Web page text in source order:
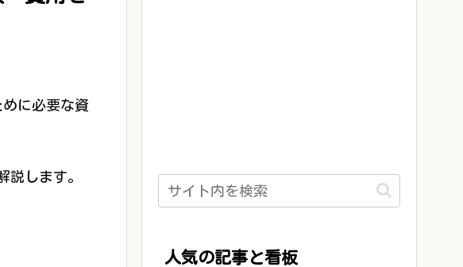
に必要な資
します。
人気の記事と看板